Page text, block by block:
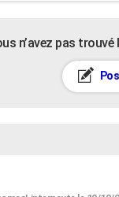
n’avez pas